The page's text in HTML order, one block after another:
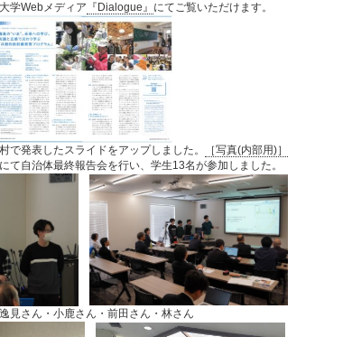
学Webメディア 『Dialogue』 にてご覧いただけます。
で発表したスライドをアップしました。
［写真(内部用)］
て自治体最終報告会を行い、学生13名が参加しました。
さん・小鹿さん・前田さん・林さん